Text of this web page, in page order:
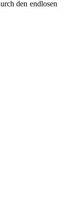
den endlosen